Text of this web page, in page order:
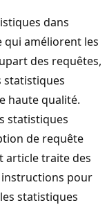
dans
qui améliorent les
des requêtes,
statistiques
haute qualité.
statistiques
de requête
article traite des
pour
statistiques